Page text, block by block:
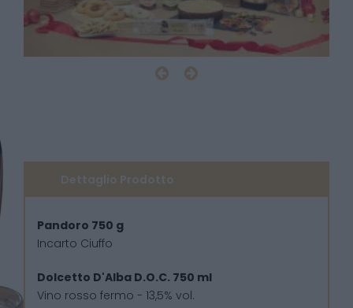
Dettaglio Prodotto
Pandoro 750 g
Incarto Ciuffo
Dolcetto D'Alba D.O.C. 750 ml
Vino rosso fermo - 13,5% vol.